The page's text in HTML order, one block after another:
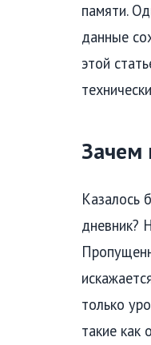
памяти.
данные
этой
Зачем
Казалось
дневник?
только
такие как